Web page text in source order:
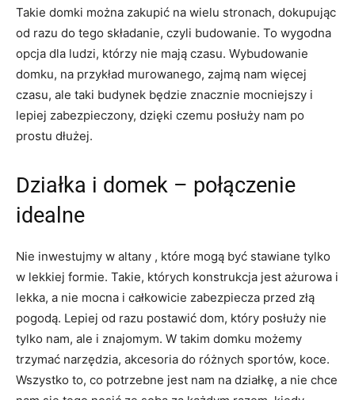
Takie domki można zakupić na wielu stronach, dokupując
od razu do tego składanie, czyli budowanie. To wygodna
opcja dla ludzi, którzy nie mają czasu. Wybudowanie
domku, na przykład murowanego, zajmą nam więcej
czasu, ale taki budynek będzie znacznie mocniejszy i
lepiej zabezpieczony, dzięki czemu posłuży nam po
prostu dłużej.
Działka i domek – połączenie
idealne
Nie inwestujmy w altany , które mogą być stawiane tylko
w lekkiej formie. Takie, których konstrukcja jest ażurowa i
lekka, a nie mocna i całkowicie zabezpiecza przed złą
pogodą. Lepiej od razu postawić dom, który posłuży nie
tylko nam, ale i znajomym. W takim domku możemy
trzymać narzędzia, akcesoria do różnych sportów, koce.
Wszystko to, co potrzebne jest nam na działkę, a nie chce